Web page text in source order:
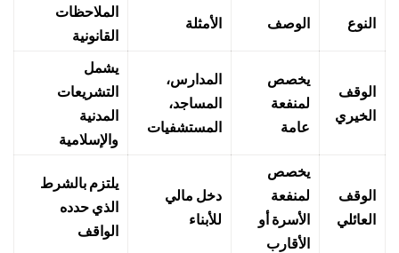
النوع الوصف الأمثلة
الملاحظات
القانونية
الوقف
الخيري
يخصص
لمنفعة
عامة
المدارس،
المساجد،
المستشفيات
يشمل
التشريعات
المدنية
والإسلامية
الوقف
العائلي
يخصص
لمنفعة
الأسرة أو
الأقارب
دخل مالي
للأبناء
يلتزم بالشرط
الذي حدده
الواقف